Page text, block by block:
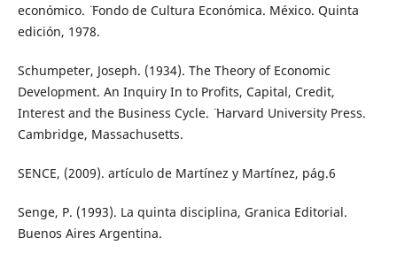
económico. ¨ Fondo de Cultura Económica. México. Quinta
edición, 1978.
Schumpeter, Joseph. (1934). ¨The Theory of Economic
Development. An Inquiry In to Profits, Capital, Credit,
Interest and the Business Cycle. ¨ Harvard University Press.
Cambridge, Massachusetts.
SENCE, (2009). artículo de Martínez y Martínez, pág.6
Senge, P. (1993). La quinta disciplina, Granica Editorial.
Buenos Aires Argentina.